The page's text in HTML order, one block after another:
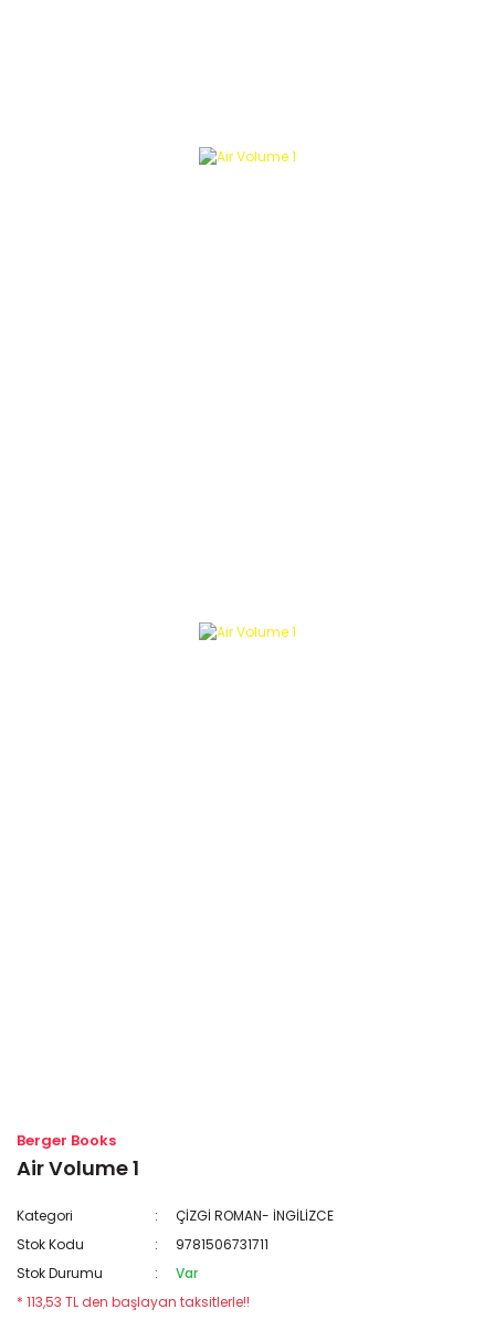
Berger Books
Air Volume 1
Kategori
ÇİZGİ ROMAN- İNGİLİZCE
Stok Kodu
9781506731711
Stok Durumu
Var
* 113,53 TL den başlayan taksitlerle!!